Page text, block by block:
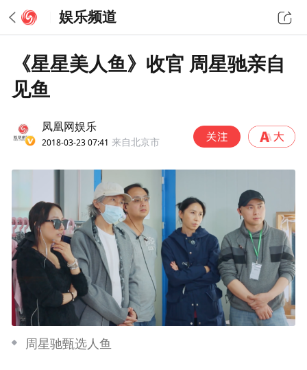
娱乐频道
《星星美人鱼》收官 周星驰亲自
见鱼
凤凰网娱乐
2018-03-23 07:41 来自北京市
周星驰甄选人鱼